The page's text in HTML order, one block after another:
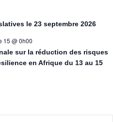
le 23 septembre 2026
15 @ 0h00
sur la réduction des risques
en Afrique du 13 au 15